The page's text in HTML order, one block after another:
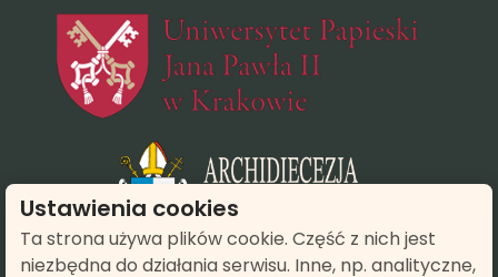
Ustawienia cookies
Ta strona używa plików cookie. Część z nich jest
niezbędna do działania serwisu. Inne, np. analityczne,